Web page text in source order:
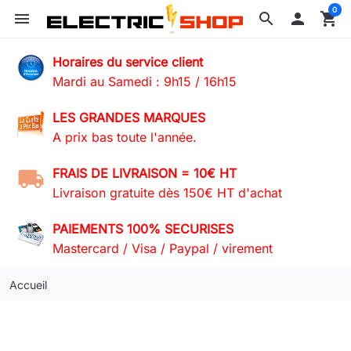
search
menu  shopping_cart
0
Horaires du service client
Mardi au Samedi : 9h15 / 16h15
LES GRANDES MARQUES
A prix bas toute l'année.
FRAIS DE LIVRAISON = 10€ HT
Livraison gratuite dès 150€ HT d'achat
PAIEMENTS 100% SECURISES
Mastercard / Visa / Paypal / virement
Accueil